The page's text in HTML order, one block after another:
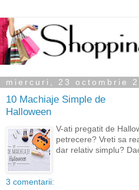
miercuri, 23 octombrie
10 Machiaje Simple de
Halloween
V-ati pregatit de
petrecere? Vreti sa
dar relativ simplu?
3 comentarii: